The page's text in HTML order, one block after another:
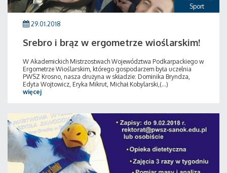
Sport
29.01.2018
Srebro i brąz w ergometrze wioślarskim!
W Akademickich Mistrzostwach Województwa Podkarpackiego w
Ergometrze Wioślarskim, którego gospodarzem była uczelnia
PWSZ Krosno, nasza drużyna w składzie: Dominika Bryndza,
Edyta Wojtowicz, Eryka Mikrut, Michał Kobylarski,(...)
więcej